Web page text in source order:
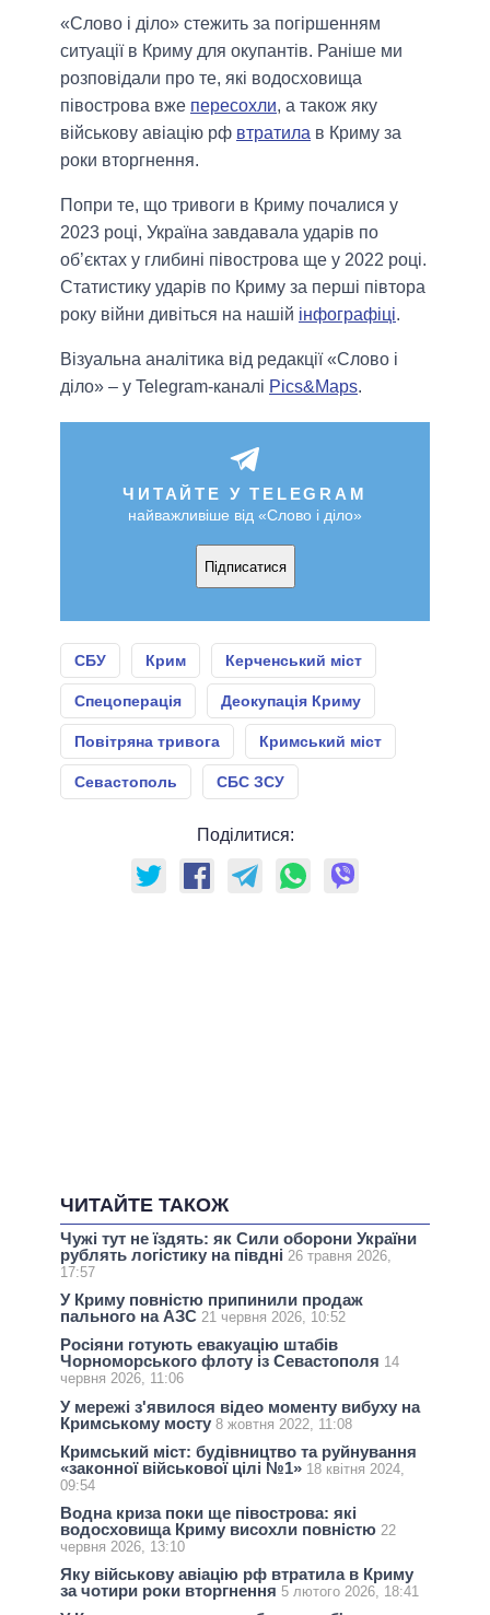
«Слово і діло» стежить за погіршенням
ситуації в Криму для окупантів. Раніше ми
розповідали про те, які водосховища
півострова вже пересохли, а також яку
військову авіацію рф втратила в Криму за
роки вторгнення.
Попри те, що тривоги в Криму почалися у
2023 році, Україна завдавала ударів по
об’єктах у глибині півострова ще у 2022 році.
Статистику ударів по Криму за перші півтора
року війни дивіться на нашій інфографіці.
Візуальна аналітика від редакції «Слово і
діло» – у Telegram-каналі Pics&Maps.
ЧИТАЙТЕ У TELEGRAM
найважливіше від «Слово і діло»
Підписатися
СБУ Крим Керченський міст
Спецоперація Деокупація Криму
Повітряна тривога Кримський міст
Севастополь СБС ЗСУ
Поділитися:
ЧИТАЙТЕ ТАКОЖ
Чужі тут не їздять: як Сили оборони України
рублять логістику на півдні 26 травня 2026,
17:57
У Криму повністю припинили продаж
пального на АЗС 21 червня 2026, 10:52
Росіяни готують евакуацію штабів
Чорноморського флоту із Севастополя 14
червня 2026, 11:06
У мережі з'явилося відео моменту вибуху на
Кримському мосту 8 жовтня 2022, 11:08
Кримський міст: будівництво та руйнування
«законної військової цілі №1» 18 квітня 2024,
09:54
Водна криза поки ще півострова: які
водосховища Криму висохли повністю 22
червня 2026, 13:10
Яку військову авіацію рф втратила в Криму
за чотири роки вторгнення 5 лютого 2026, 18:41